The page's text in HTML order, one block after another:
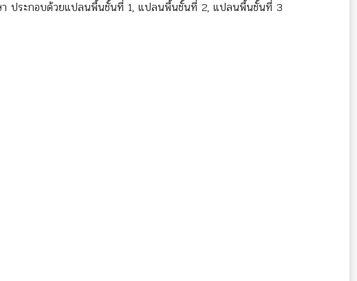
ษา ประกอบด้วยแปลนพื้นชั้นที่ 1, แปลนพื้นชั้นที่ 2, แปลนพื้นชั้นที่ 3